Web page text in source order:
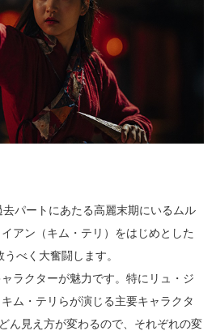
パートにあたる高麗末期にいるムル
アン（キム・テリ）をはじめとした
べく大奮闘します。
ラクターが魅力です。特にリュ・ジ
ム・テリらが演じる主要キャラクタ
ん見え方が変わるので、それぞれの変